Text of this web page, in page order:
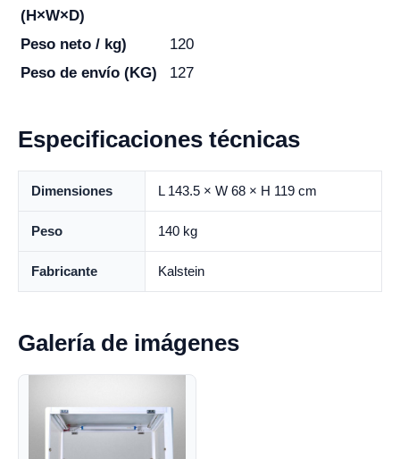
(H×W×D)
Peso neto / kg)
120
Peso de envío (KG)
127
Especificaciones técnicas
Dimensiones L 143.5 × W 68 × H 119 cm
Peso 140 kg
Fabricante Kalstein
Galería de imágenes